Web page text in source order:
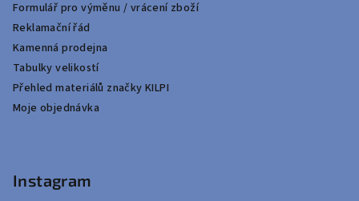
Formulář pro výměnu / vrácení zboží
Reklamační řád
Kamenná prodejna
Tabulky velikostí
Přehled materiálů značky KILPI
Moje objednávka
Instagram